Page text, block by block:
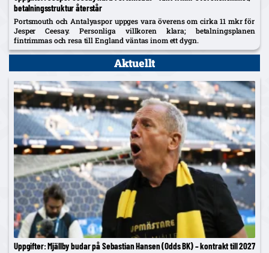
betalningsstruktur återstår
Portsmouth och Antalyaspor uppges vara överens om cirka 11 mkr för
Jesper Ceesay. Personliga villkoren klara; betalningsplanen
fintrimmas och resa till England väntas inom ett dygn.
Aktuellt
Uppgifter: Mjällby budar på Sebastian Hansen (Odds BK) – kontrakt till 2027